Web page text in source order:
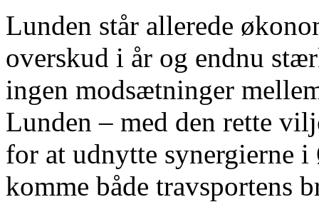
Lunden står allerede
overskud i år og endnu
ingen modsætninger
Lunden – med den rette
for at udnytte synergierne
komme både travsportens